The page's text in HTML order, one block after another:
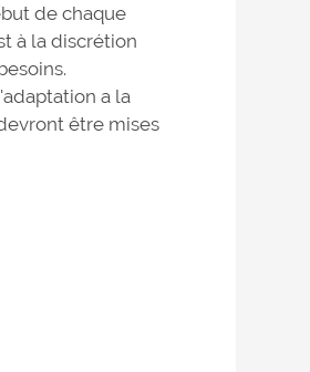
de chaque
à la discrétion
a la
être mises